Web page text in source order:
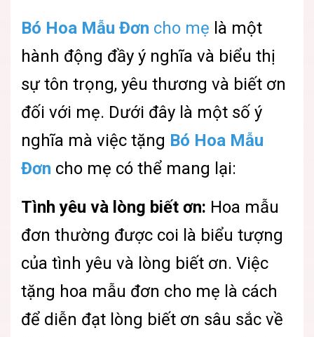
Bó Hoa Mẫu Đơn cho mẹ là một
hành động đầy ý nghĩa và biểu thị
sự tôn trọng, yêu thương và biết ơn
đối với mẹ. Dưới đây là một số ý
nghĩa mà việc tặng Bó Hoa Mẫu
Đơn cho mẹ có thể mang lại:
Tình yêu và lòng biết ơn: Hoa mẫu
đơn thường được coi là biểu tượng
của tình yêu và lòng biết ơn. Việc
tặng hoa mẫu đơn cho mẹ là cách
để diễn đạt lòng biết ơn sâu sắc về